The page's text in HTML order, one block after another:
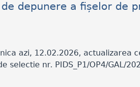
depunere a fișelor de
azi, 12.02.2026, actualizarea
nr. PIDS_P1/OP4/GAL/